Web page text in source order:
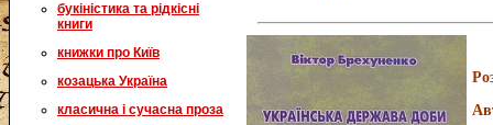
букіністика та рідкісні
книги
книжки про Київ
козацька Україна
класична і сучасна проза